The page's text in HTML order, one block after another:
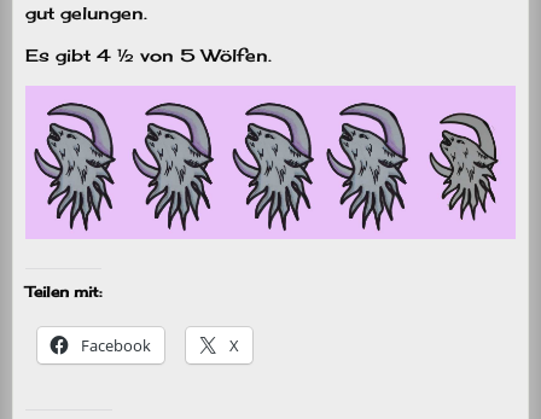
gut gelungen.
Es gibt 4 ½ von 5 Wölfen.
Teilen mit:
Facebook X